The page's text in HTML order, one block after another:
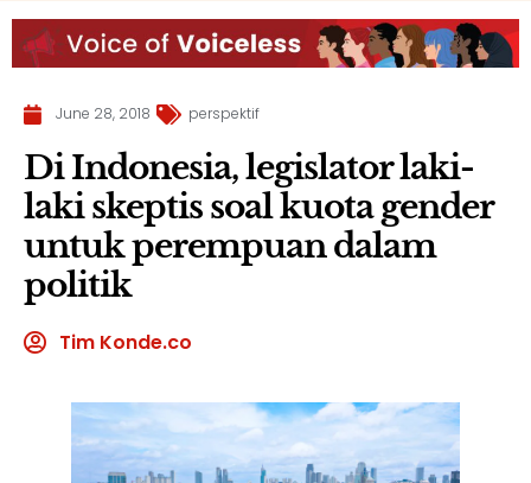
June 28, 2018 perspektif
Di Indonesia, legislator laki-
laki skeptis soal kuota gender
untuk perempuan dalam
politik
Tim Konde.co